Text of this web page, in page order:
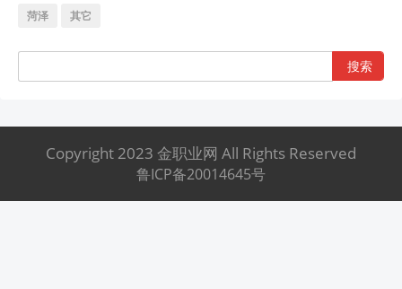
菏泽 其它
搜索
Copyright 2023 金职业网 All Rights Reserved
鲁ICP备20014645号